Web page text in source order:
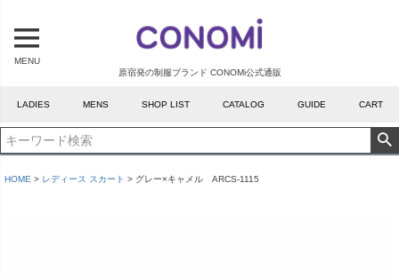
原宿発の制服ブランド CONOMi公式通販
MENU
LADIES MENS SHOP LIST CATALOG GUIDE CART
HOME レディース スカート グレー×キャメル ARCS-1115